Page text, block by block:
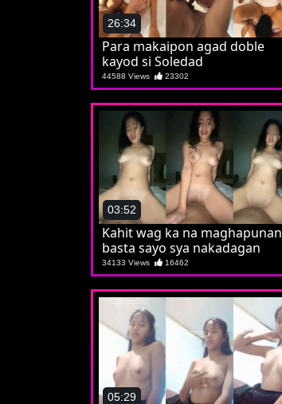
26:34
Para makaipon agad doble
kayod si Soledad
44588 Views 23302
03:52
Kahit wag ka na maghapunan
basta sayo sya nakadagan
34133 Views 16462
05:29